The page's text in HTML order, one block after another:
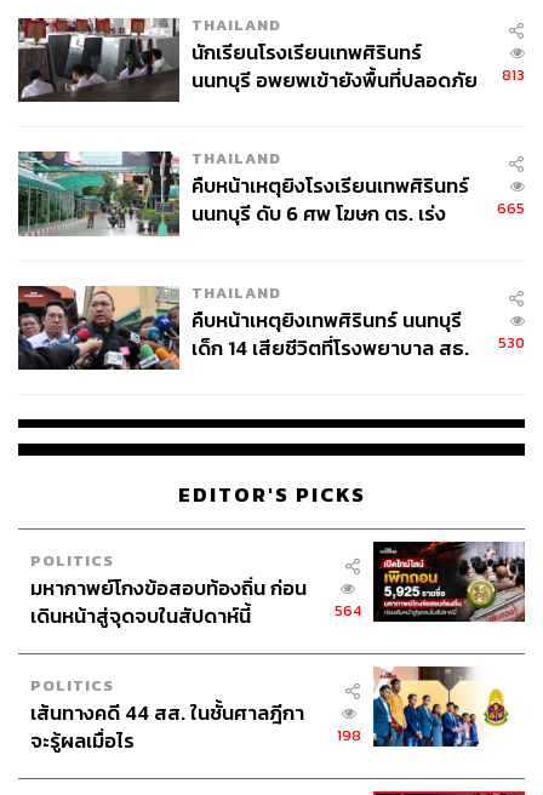
THAILAND
นักเรียนโรงเรียนเทพศิรินทร์
นนทบุรี อพยพเข้ายังพื้นที่ปลอดภัย
813
THAILAND
คืบหน้าเหตุยิงโรงเรียนเทพศิรินทร์
นนทบุรี ดับ 6 ศพ โฆษก ตร. เร่ง
665
THAILAND
คืบหน้าเหตุยิงเทพศิรินทร์ นนทบุรี
เด็ก 14 เสียชีวิตที่โรงพยาบาล สธ.
530
EDITOR'S PICKS
POLITICS
มหากาพย์โกงข้อสอบท้องถิ่น ก่อน
เดินหน้าสู่จุดจบในสัปดาห์นี้
564
POLITICS
เส้นทางคดี 44 สส. ในชั้นศาลฎีกา
จะรู้ผลเมื่อไร
198